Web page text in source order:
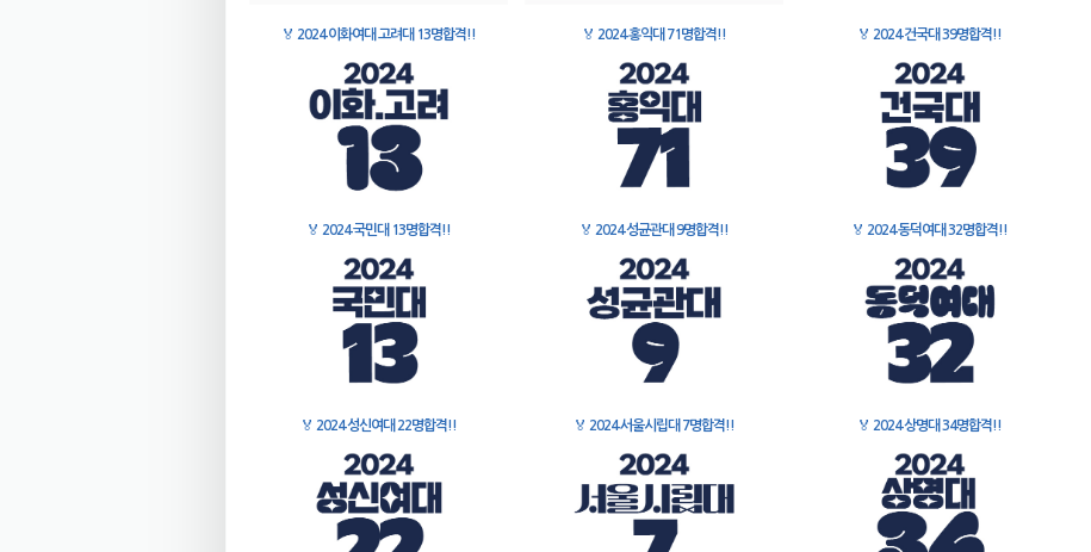
🏅 2024 이화여대 고려대 13명합격!! 🏅 2024 홍익대 71명합격!! 🏅 2024 건국대 39명합격!!
🏅 2024 국민대 13명합격!! 🏅 2024 성균관대 9명합격!! 🏅 2024 동덕여대 32명합격!!
🏅 2024 성신여대 22명합격!! 🏅 2024 서울시립대 7명합격!! 🏅 2024 상명대 34명합격!!